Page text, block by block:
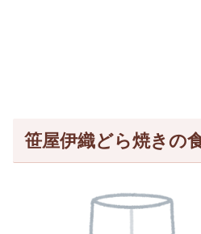
笹屋伊織どら焼きの